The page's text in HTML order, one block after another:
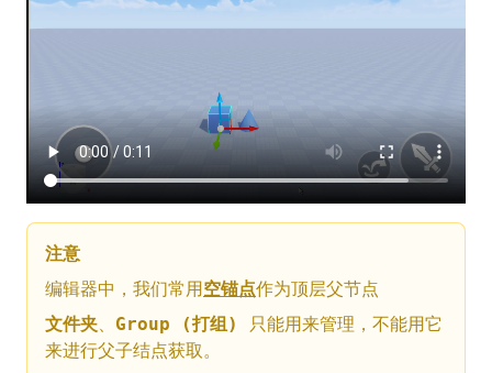
注意
编辑器中，我们常用空锚点作为顶层父节点
文件夹
Group (打组)
只能用来管理，不能用它
来进行父子结点获取。